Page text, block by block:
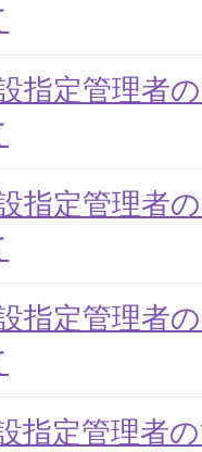
指定管理者
指定管理者
指定管理者
指定管理者